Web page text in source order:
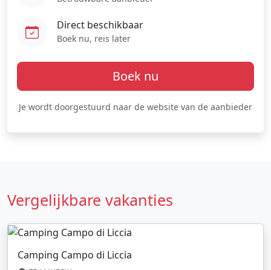
Direct beschikbaar
Boek nu, reis later
Boek nu
Je wordt doorgestuurd naar de website van de aanbieder
Vergelijkbare vakanties
Camping Campo di Liccia